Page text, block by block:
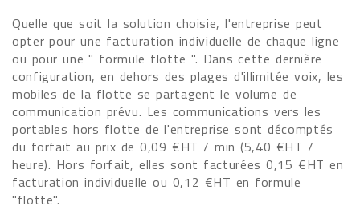
Quelle que soit la solution choisie, l'entreprise peut
opter pour une facturation individuelle de chaque ligne
ou pour une " formule flotte ". Dans cette dernière
configuration, en dehors des plages d'illimitée voix, les
mobiles de la flotte se partagent le volume de
communication prévu. Les communications vers les
portables hors flotte de l'entreprise sont décomptés
du forfait au prix de 0,09 €HT / min (5,40 €HT /
heure). Hors forfait, elles sont facturées 0,15 €HT en
facturation individuelle ou 0,12 €HT en formule
"flotte".